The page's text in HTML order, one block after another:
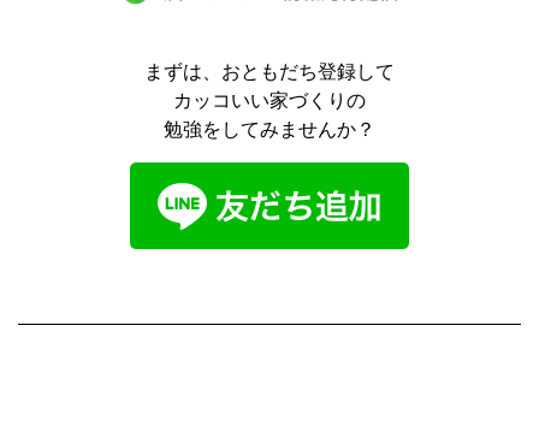
まずは、おともだち登録して
カッコいい家づくりの
勉強をしてみませんか？